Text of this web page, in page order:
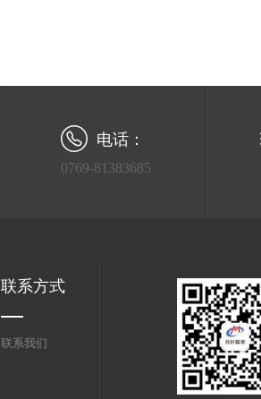
电话：
0769-81383685
联系方式
联系我们